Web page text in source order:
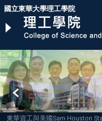
跳
主
內
容
區
國立東華大學理工學院
東華資工與美國Sam Houston